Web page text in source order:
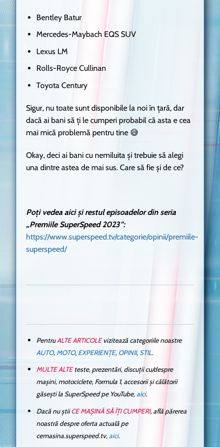
Bentley Batur
Mercedes-Maybach EQS SUV
Lexus LM
Rolls-Royce Cullinan
Toyota Century
Sigur, nu toate sunt disponibile la noi în țară, dar
dacă ai bani să ți le cumperi probabil că asta e cea
mai mică problemă pentru tine 😅
Okay, deci ai bani cu nemiluita și trebuie să alegi
una dintre astea de mai sus. Care să fie și de ce?
Poți vedea aici și restul episoadelor din seria
„Premiile SuperSpeed 2023”:
https://www.superspeed.tv/categorie/opinii/premiile-
superspeed/
PentruALTE ARTICOLEvizitează categoriile noastre
AUTO, MOTO, EXPERIENȚE, OPINII, STIL.
MULTE ALTEteste, prezentări, discuții cu/despre
mașini, motociclete, Formula 1, accesorii și călătorii
găsești la SuperSpeed pe YouTube,aici.
Dacă nu știiCE MAȘINĂ SĂ ÎȚI CUMPERI, află părerea
noastră despre oferta actuală pe
cemasina.superspeed.tv,aici.